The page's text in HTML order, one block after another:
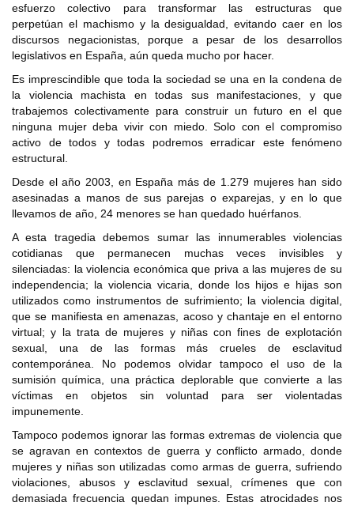
esfuerzo colectivo para transformar las estructuras que
perpetúan el machismo y la desigualdad, evitando caer en los
discursos negacionistas, porque a pesar de los desarrollos
legislativos en España, aún queda mucho por hacer.
Es imprescindible que toda la sociedad se una en la condena de
la violencia machista en todas sus manifestaciones, y que
trabajemos colectivamente para construir un futuro en el que
ninguna mujer deba vivir con miedo. Solo con el compromiso
activo de todos y todas podremos erradicar este fenómeno
estructural.
Desde el año 2003, en España más de 1.279 mujeres han sido
asesinadas a manos de sus parejas o exparejas, y en lo que
llevamos de año, 24 menores se han quedado huérfanos.
A esta tragedia debemos sumar las innumerables violencias
cotidianas que permanecen muchas veces invisibles y
silenciadas: la violencia económica que priva a las mujeres de su
independencia; la violencia vicaria, donde los hijos e hijas son
utilizados como instrumentos de sufrimiento; la violencia digital,
que se manifiesta en amenazas, acoso y chantaje en el entorno
virtual; y la trata de mujeres y niñas con fines de explotación
sexual, una de las formas más crueles de esclavitud
contemporánea. No podemos olvidar tampoco el uso de la
sumisión química, una práctica deplorable que convierte a las
víctimas en objetos sin voluntad para ser violentadas
impunemente.
Tampoco podemos ignorar las formas extremas de violencia que
se agravan en contextos de guerra y conflicto armado, donde
mujeres y niñas son utilizadas como armas de guerra, sufriendo
violaciones, abusos y esclavitud sexual, crímenes que con
demasiada frecuencia quedan impunes. Estas atrocidades nos